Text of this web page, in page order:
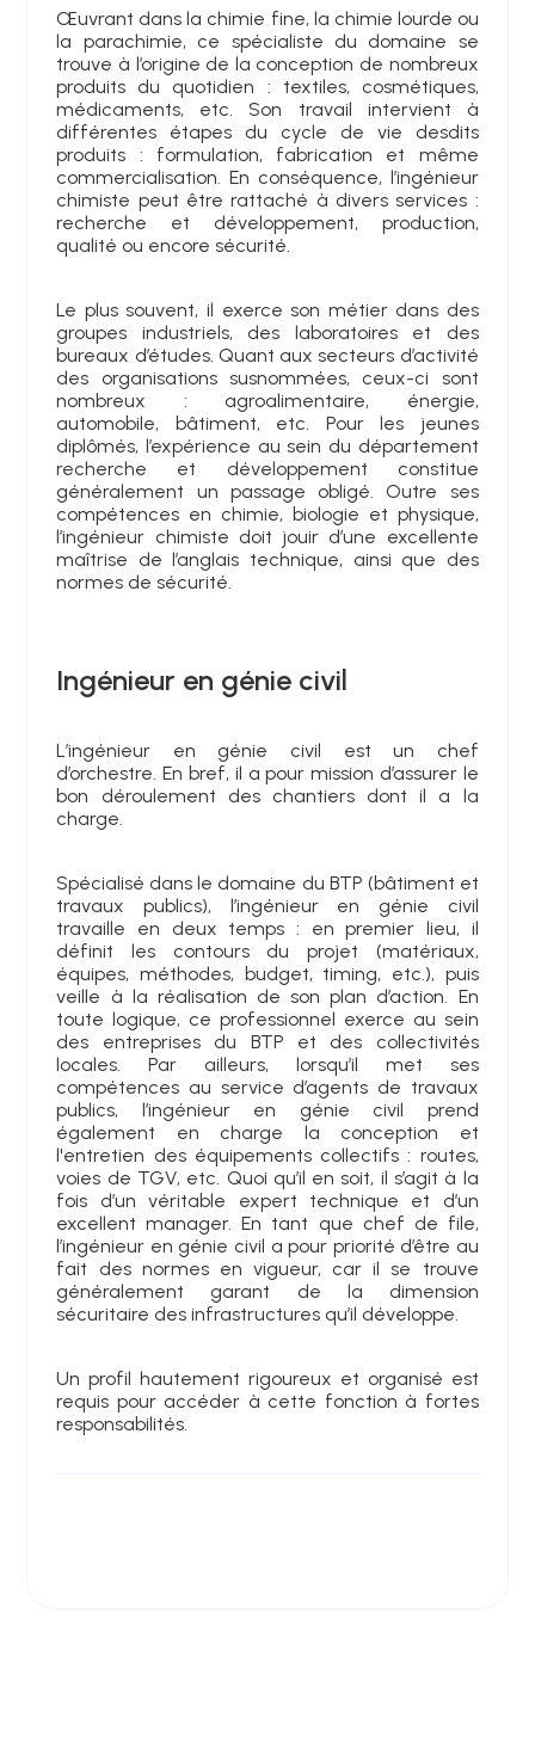
Œuvrant dans la chimie fine, la chimie lourde ou
la parachimie, ce spécialiste du domaine se
trouve à l’origine de la conception de nombreux
produits du quotidien : textiles, cosmétiques,
médicaments, etc. Son travail intervient à
différentes étapes du cycle de vie desdits
produits : formulation, fabrication et même
commercialisation. En conséquence, l’ingénieur
chimiste peut être rattaché à divers services :
recherche et développement, production,
qualité ou encore sécurité.
Le plus souvent, il exerce son métier dans des
groupes industriels, des laboratoires et des
bureaux d’études. Quant aux secteurs d’activité
des organisations susnommées, ceux-ci sont
nombreux : agroalimentaire, énergie,
automobile, bâtiment, etc. Pour les jeunes
diplômés, l’expérience au sein du département
recherche et développement constitue
généralement un passage obligé. Outre ses
compétences en chimie, biologie et physique,
l’ingénieur chimiste doit jouir d’une excellente
maîtrise de l’anglais technique, ainsi que des
normes de sécurité.
Ingénieur en génie civil
L’ingénieur en génie civil est un chef
d’orchestre. En bref, il a pour mission d’assurer le
bon déroulement des chantiers dont il a la
charge.
Spécialisé dans le domaine du BTP (bâtiment et
travaux publics), l’ingénieur en génie civil
travaille en deux temps : en premier lieu, il
définit les contours du projet (matériaux,
équipes, méthodes, budget, timing, etc.), puis
veille à la réalisation de son plan d’action. En
toute logique, ce professionnel exerce au sein
des entreprises du BTP et des collectivités
locales. Par ailleurs, lorsqu’il met ses
compétences au service d’agents de travaux
publics, l’ingénieur en génie civil prend
également en charge la conception et
l'entretien des équipements collectifs : routes,
voies de TGV, etc. Quoi qu’il en soit, il s’agit à la
fois d’un véritable expert technique et d’un
excellent manager. En tant que chef de file,
l’ingénieur en génie civil a pour priorité d’être au
fait des normes en vigueur, car il se trouve
généralement garant de la dimension
sécuritaire des infrastructures qu’il développe.
Un profil hautement rigoureux et organisé est
requis pour accéder à cette fonction à fortes
responsabilités.